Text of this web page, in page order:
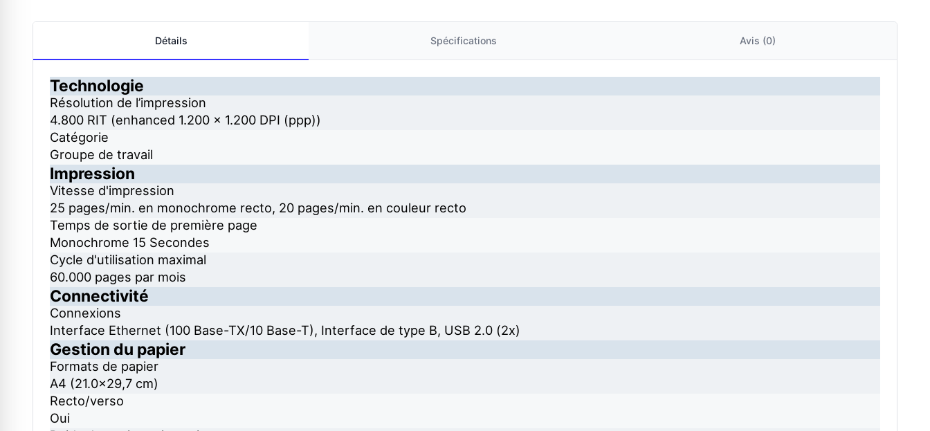
Détails Spécifications Avis (0)
Technologie
Résolution de l’impression
4.800 RIT (enhanced 1.200 x 1.200 DPI (ppp))
Catégorie
Groupe de travail
Impression
Vitesse d'impression
25 pages/min. en monochrome recto, 20 pages/min. en couleur recto
Temps de sortie de première page
Monochrome 15 Secondes
Cycle d'utilisation maximal
60.000 pages par mois
Connectivité
Connexions
Interface Ethernet (100 Base-TX/10 Base-T), Interface de type B, USB 2.0 (2x)
Gestion du papier
Formats de papier
A4 (21.0x29,7 cm)
Recto/verso
Oui